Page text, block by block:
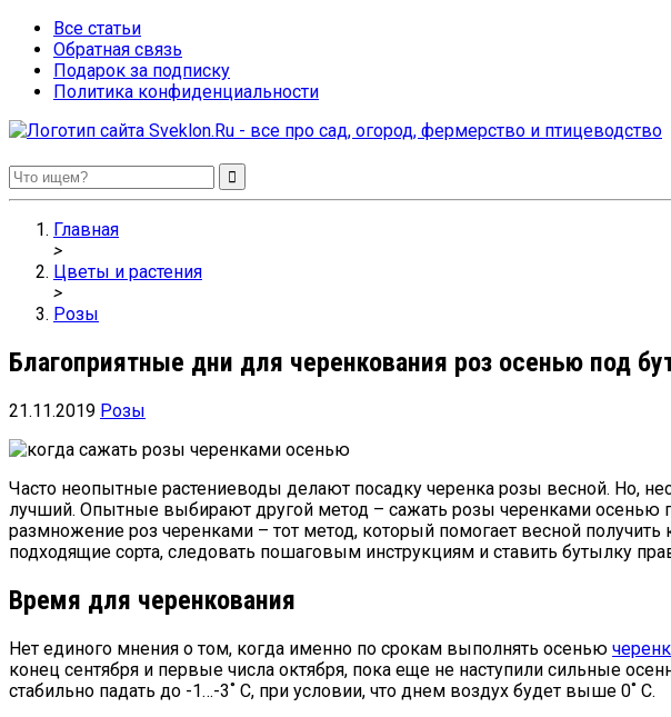
Все статьи
Обратная связь
Подарок за подписку
Политика конфиденциальности
Sveklon.Ru – все про сад, огород, фермерство и птицеводство
Главная
>
Цветы и растения
>
Розы
Благоприятные дни для черенкования роз осенью под
21.11.2019 Розы
Часто неопытные растениеводы делают посадку черенка розы весной. Но,
лучший. Опытные выбирают другой метод – сажать розы черенками осенью
размножение роз черенками – тот метод, который помогает весной получить
подходящие сорта, следовать пошаговым инструкциям и ставить бутылку
Время для черенкования
Нет единого мнения о том, когда именно по срокам выполнять осенью
конец сентября и первые числа октября, пока еще не наступили сильные
стабильно падать до -1…-3˚ C, при условии, что днем воздух будет выше 0˚ C.